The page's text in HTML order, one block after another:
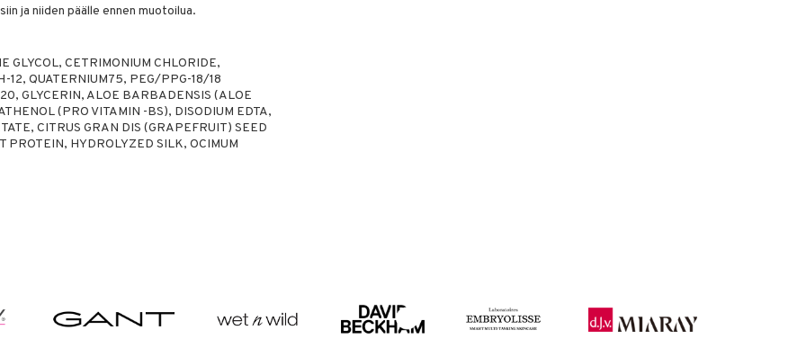
ja niiden päälle ennen muotoilua.
GLYCOL, CETRIMONIUM CHLORIDE,
12, QUATERNIUM75, PEG/PPG-18/18
GLYCERIN, ALOE BARBADENSIS (ALOE
(PRO VITAMIN -BS), DISODIUM EDTA,
CITRUS GRAN DIS (GRAPEFRUIT) SEED
PROTEIN, HYDROLYZED SILK, OCIMUM